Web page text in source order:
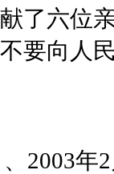
六位亲
要向人
、 2003年